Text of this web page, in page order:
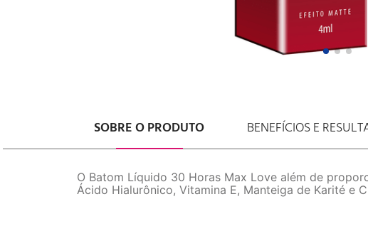
SOBRE O PRODUTO BENEFÍCIOS E
O Batom Líquido 30 Horas Max Love além de
Ácido Hialurônico, Vitamina E, Manteiga de Karité e